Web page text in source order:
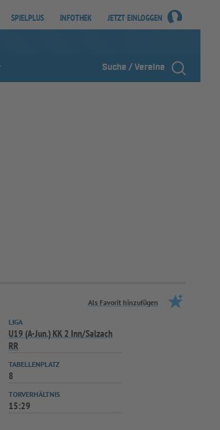
SPIELPLUS INFOTHEK JETZT EINLOGGEN
Suche / Vereine
Als Favorit hinzufügen
LIGA
U19 (A-Jun.) KK 2 Inn/Salzach
RR
TABELLENPLATZ
8
TORVERHÄLTNIS
15:29